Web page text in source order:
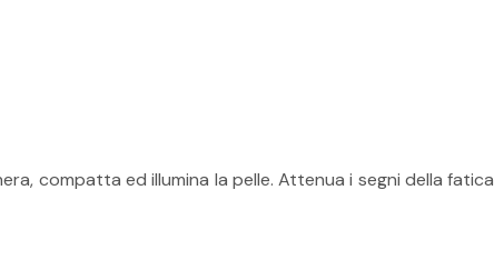
compatta ed illumina la pelle. Attenua i segni della